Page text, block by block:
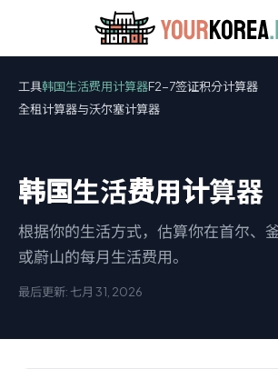
工具韩国生活费用计算器F2-7签证积分计算器
全租计算器与沃尔塞计算器
韩国生活费用计算器
根据你的生活方式，估算你在首尔、
或蔚山的每月生活费用。
最后更新: 七月 31, 2026